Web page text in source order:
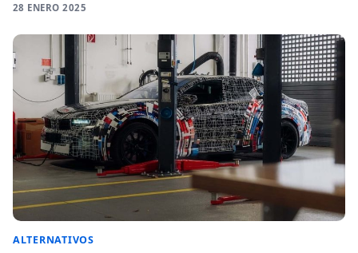
28 ENERO 2025
ALTERNATIVOS